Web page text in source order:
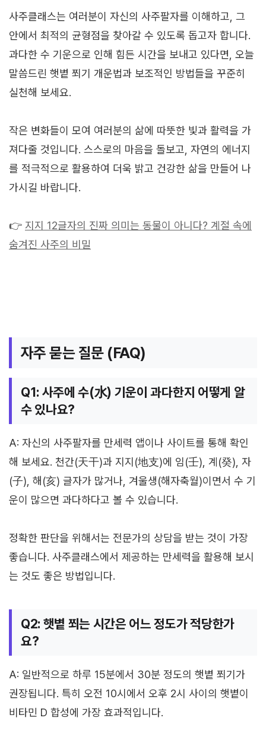
사주클래스는 여러분이 자신의 사주팔자를 이해하고, 그
안에서 최적의 균형점을 찾아갈 수 있도록 돕고자 합니다.
과다한 수 기운으로 인해 힘든 시간을 보내고 있다면, 오늘
말씀드린 햇볕 쬐기 개운법과 보조적인 방법들을 꾸준히
실천해 보세요.
작은 변화들이 모여 여러분의 삶에 따뜻한 빛과 활력을 가
져다줄 것입니다. 스스로의 마음을 돌보고, 자연의 에너지
를 적극적으로 활용하여 더욱 밝고 건강한 삶을 만들어 나
가시길 바랍니다.
👉 지지 12글자의 진짜 의미는 동물이 아니다? 계절 속에
숨겨진 사주의 비밀
자주 묻는 질문 (FAQ)
Q1: 사주에 수(水) 기운이 과다한지 어떻게 알
수 있나요?
A: 자신의 사주팔자를 만세력 앱이나 사이트를 통해 확인
해 보세요. 천간(天干)과 지지(地支)에 임(壬), 계(癸), 자
(子), 해(亥) 글자가 많거나, 겨울생(해자축월)이면서 수 기
운이 많으면 과다하다고 볼 수 있습니다.
정확한 판단을 위해서는 전문가의 상담을 받는 것이 가장
좋습니다. 사주클래스에서 제공하는 만세력을 활용해 보시
는 것도 좋은 방법입니다.
Q2: 햇볕 쬐는 시간은 어느 정도가 적당한가
요?
A: 일반적으로 하루 15분에서 30분 정도의 햇볕 쬐기가
권장됩니다. 특히 오전 10시에서 오후 2시 사이의 햇볕이
비타민 D 합성에 가장 효과적입니다.